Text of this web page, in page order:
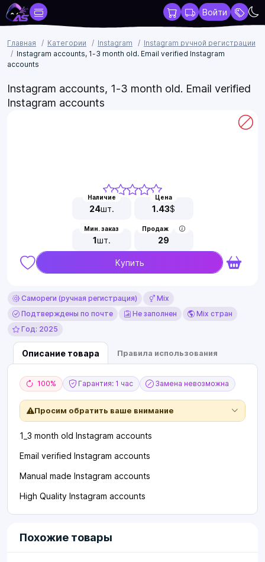
Войти
Главная Категории Instagram
Instagram ручной регистрации
Instagram accounts, 1-3 month old. Email verified Instagram
accounts
Instagram accounts, 1-3 month old. Email verified
Instagram accounts
Наличие
24шт.
Цена
1.43$
Мин. заказ
1шт.
Продаж
29
Купить
Самореги (ручная регистрация)
Mix
Подтверждены по почте
Не заполнен
Mix стран
Год: 2025
Описание товара Правила использования
100% Гарантия: 1 час Замена невозможна
Просим обратить ваше внимание
1_3 month old Instagram accounts
Email verified Instagram accounts
Manual made Instagram accounts
High Quality Instagram accounts
Похожие товары